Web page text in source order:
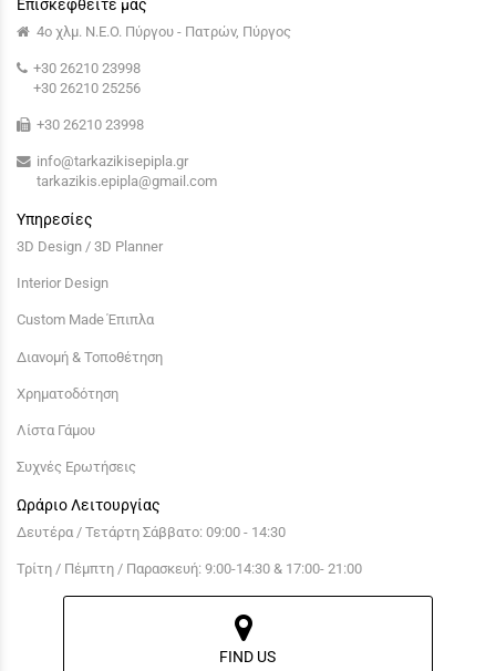
Επισκεφθείτε μας
4ο χλμ. Ν.Ε.Ο. Πύργου - Πατρών, Πύργος
+30 26210 23998
+30 26210 25256
+30 26210 23998
info@tarkazikisepipla.gr
tarkazikis.epipla@gmail.com
Υπηρεσίες
3D Design / 3D Planner
Interior Design
Custom Made Έπιπλα
Διανομή & Τοποθέτηση
Χρηματοδότηση
Λίστα Γάμου
Συχνές Ερωτήσεις
Ωράριο Λειτουργίας
Δευτέρα / Τετάρτη Σάββατο: 09:00 - 14:30
Τρίτη / Πέμπτη / Παρασκευή: 9:00-14:30 & 17:00- 21:00
FIND US